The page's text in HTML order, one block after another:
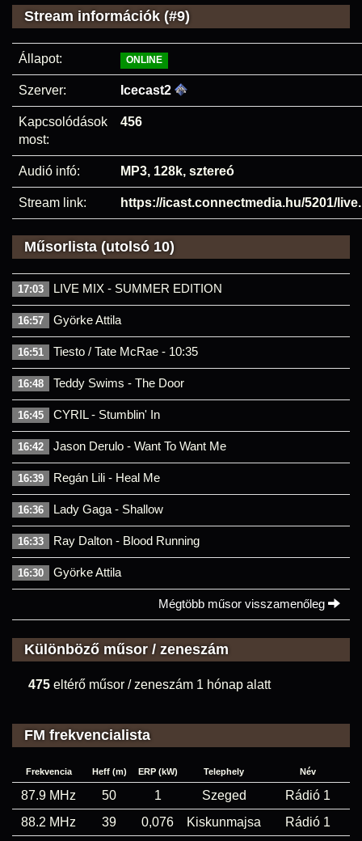
Stream információk (#9)
Állapot: ONLINE
Szerver: Icecast2
Kapcsolódások
most:
456
Audió infó: MP3, 128k, sztereó
Stream link: https://icast.connectmedia.hu/5201/
Műsorlista (utolsó 10)
17:03 LIVE MIX - SUMMER EDITION
16:57 Györke Attila
16:51 Tiesto / Tate McRae - 10:35
16:48 Teddy Swims - The Door
16:45 CYRIL - Stumblin' In
16:42 Jason Derulo - Want To Want Me
16:39 Regán Lili - Heal Me
16:36 Lady Gaga - Shallow
16:33 Ray Dalton - Blood Running
16:30 Györke Attila
Mégtöbb műsor visszamenőleg
Különböző műsor / zeneszám
475 eltérő műsor / zeneszám 1 hónap alatt
FM frekvencialista
Frekvencia Heff (m) ERP (kW) Telephely Név
87.9 MHz 50 1 Szeged
Rádió 1
88.2 MHz
39 0,076 Kiskunmajsa
Rádió 1